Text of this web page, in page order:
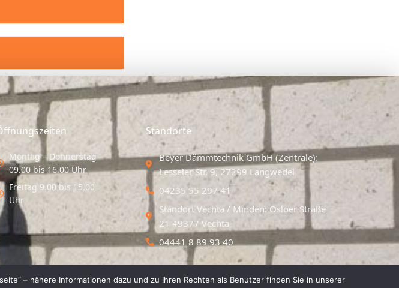
Montag – Donnerstag
09.00 bis 16.00 Uhr
Freitag 9.00 bis 15.00
Uhr
Standorte
Beyer Dämmtechnik GmbH (Zentrale):
Lesseler Str. 9, 27299 Langwedel
04235 55 297 41
Standort Vechta / Minden: Osloer Straße
21 49377 Vechta
04441 8 89 93 40
– nähere Informationen dazu und zu Ihren Rechten als Benutzer finden Sie in unserer